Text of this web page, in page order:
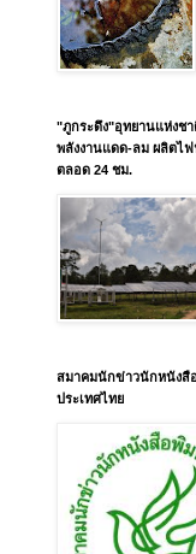
"ภูกระดึง"อุทยานแห่งชา
พลังงานแดด-ลม ผลิตไ
ตลอด 24 ชม.
สมาคมนักข่าวนักหนังสื
ประเทศไทย